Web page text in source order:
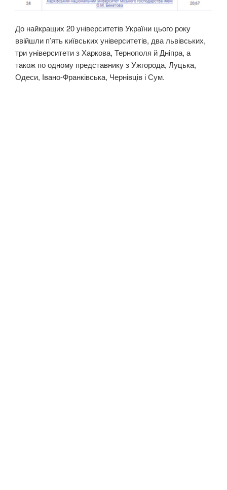
До найкращих 20 університетів України цього року
ввійшли п’ять київських університетів, два львівських,
три університети з Харкова, Тернополя й Дніпра, а
також по одному представнику з Ужгорода, Луцька,
Одеси, Івано-Франківська, Чернівців і Сум.